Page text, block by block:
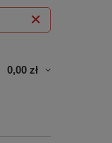
0,00 zł